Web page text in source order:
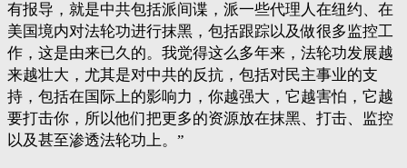
有报导，就是中共包括派间谍，派一些代理人在纽约、在
美国境内对法轮功进行抹黑，包括跟踪以及做很多监控工
作，这是由来已久的。我觉得这么多年来，法轮功发展越
来越壮大，尤其是对中共的反抗，包括对民主事业的支
持，包括在国际上的影响力，你越强大，它越害怕，它越
要打击你，所以他们把更多的资源放在抹黑、打击、监控
以及甚至渗透法轮功上。”